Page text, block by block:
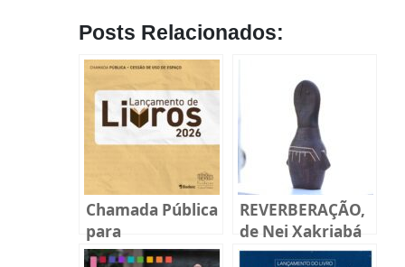
Posts Relacionados:
Chamada Pública
para
lançamentos de
REVERBERAÇÃO,
de Nei Xakriabá